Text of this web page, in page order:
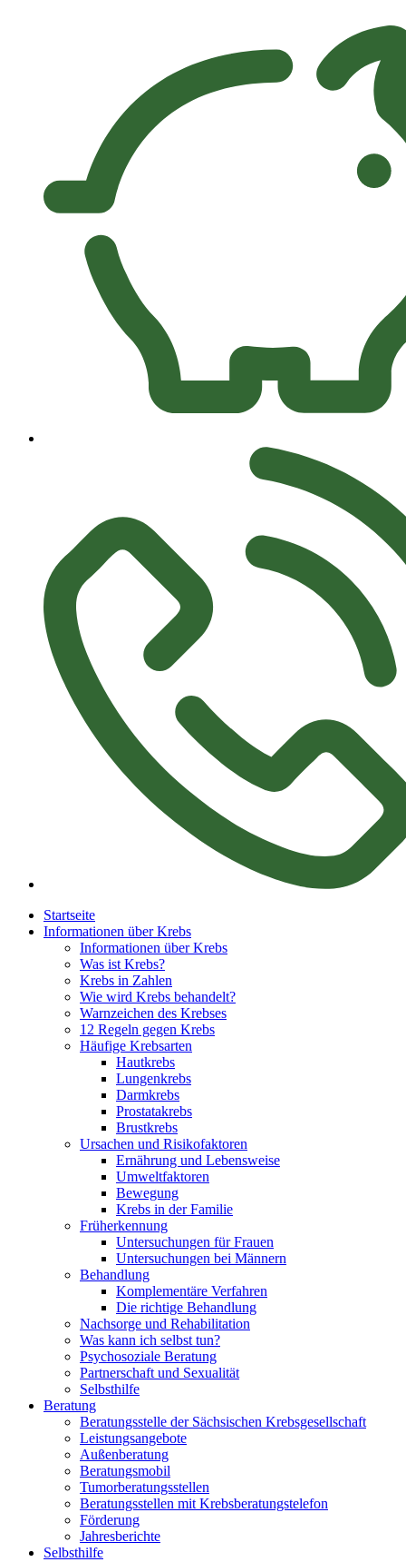
Startseite
Informationen über Krebs
Informationen über Krebs
Was ist Krebs?
Krebs in Zahlen
Wie wird Krebs behandelt?
Warnzeichen des Krebses
12 Regeln gegen Krebs
Häufige Krebsarten
Hautkrebs
Lungenkrebs
Darmkrebs
Prostatakrebs
Brustkrebs
Ursachen und Risikofaktoren
Ernährung und Lebensweise
Umweltfaktoren
Bewegung
Krebs in der Familie
Früherkennung
Untersuchungen für Frauen
Untersuchungen bei Männern
Behandlung
Komplementäre Verfahren
Die richtige Behandlung
Nachsorge und Rehabilitation
Was kann ich selbst tun?
Psychosoziale Beratung
Partnerschaft und Sexualität
Selbsthilfe
Beratung
Beratungsstelle der Sächsischen Krebsgesellschaft
Leistungsangebote
Außenberatung
Beratungsmobil
Tumorberatungsstellen
Beratungsstellen mit Krebsberatungstelefon
Förderung
Jahresberichte
Selbsthilfe